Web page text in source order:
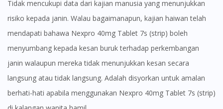
Visit DoctorOnCall Singapore
Tidak mencukupi data dari kajian manusia yang menunjukkan
risiko kepada janin. Walau bagaimanapun, kajian haiwan telah
mendapati bahawa Nexpro 40mg Tablet 7s (strip) boleh
menyumbang kepada kesan buruk terhadap perkembangan
janin walaupun mereka tidak menunjukkan kesan secara
langsung atau tidak langsung. Adalah disyorkan untuk amalan
berhati-hati apabila menggunakan Nexpro 40mg Tablet 7s (strip)